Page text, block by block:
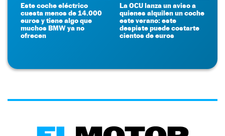
Este coche eléctrico
cuesta menos de 14.000
euros y tiene algo que
muchos BMW ya no
ofrecen
La OCU lanza un aviso a
quienes alquilen un coche
este verano: este
despiste puede costarte
cientos de euros